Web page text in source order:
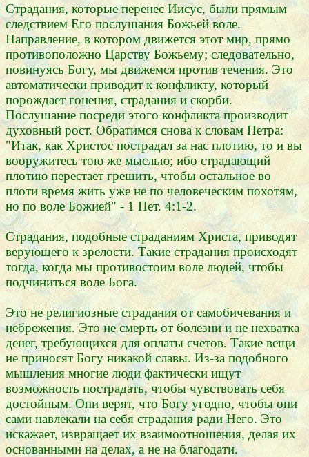
Страдания, которые перенес Иисус, были прямым
следствием Его послушания Божьей воле.
Направление, в котором движется этот мир, прямо
противоположно Царству Божьему; следовательно,
повинуясь Богу, мы движемся против течения. Это
автоматически приводит к конфликту, который
порождает гонения, страдания и скорби.
Послушание посреди этого конфликта производит
духовный рост. Обратимся снова к словам Петра:
"Итак, как Христос пострадал за нас плотию, то и вы
вооружитесь тою же мыслью; ибо страдающий
плотию перестает грешить, чтобы остальное во
плоти время жить уже не по человеческим похотям,
но по воле Божией" - 1 Пет. 4:1-2.
Страдания, подобные страданиям Христа, приводят
верующего к зрелости. Такие страдания происходят
тогда, когда мы противостоим воле людей, чтобы
подчиниться воле Бога.
Это не религиозные страдания от самобичевания и
небрежения. Это не смерть от болезни и не нехватка
денег, требующихся для оплаты счетов. Такие вещи
не приносят Богу никакой славы. Из-за подобного
мышления многие люди фактически ищут
возможность пострадать, чтобы чувствовать себя
достойным. Они верят, что Богу угодно, чтобы они
сами навлекали на себя страдания ради Него. Это
искажает, извращает их взаимоотношения, делая их
основанными на делах, а не на благодати.